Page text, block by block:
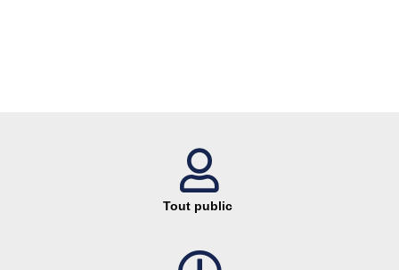
Tout public